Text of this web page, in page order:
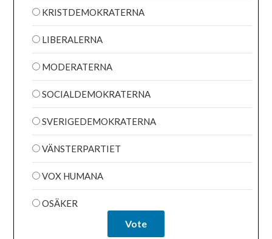
KRISTDEMOKRATERNA
LIBERALERNA
MODERATERNA
SOCIALDEMOKRATERNA
SVERIGEDEMOKRATERNA
VÄNSTERPARTIET
VOX HUMANA
OSÄKER